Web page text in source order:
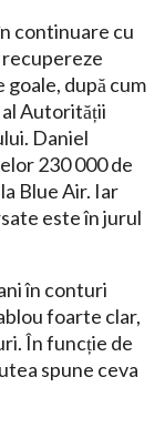
continuare cu
recupereze
după cum
Autorității
Daniel
230 000 de
Blue Air. Iar
este în jurul
în conturi
foarte clar,
În funcție de
spune ceva